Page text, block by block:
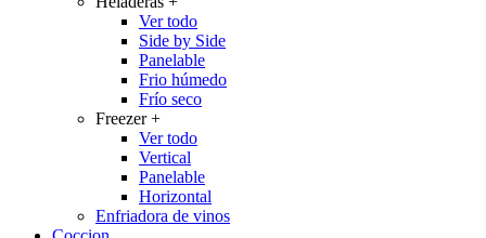
Ver todo
Side by Side
Panelable
Frio húmedo
Frío seco
Freezer+
Ver todo
Vertical
Panelable
Horizontal
Enfriadora de vinos